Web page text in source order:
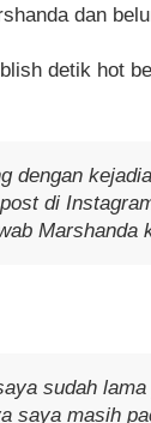
dan
detik hot
dengan
di
Marshanda
sudah
saya masih